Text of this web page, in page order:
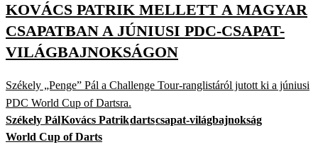
KOVÁCS PATRIK MELLETT A MAGYAR
CSAPATBAN A JÚNIUSI PDC-CSAPAT-
VILÁGBAJNOKSÁGON
Székely „Penge” Pál a Challenge Tour-ranglistáról jutott ki a júniusi
PDC World Cup of Dartsra.
Székely PálKovács Patrikdartscsapat-világbajnokság
World Cup of Darts